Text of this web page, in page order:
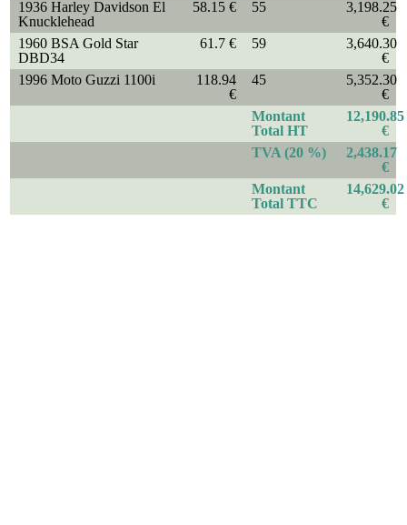
1936 Harley Davidson El
Knucklehead
58.15 € 55
3,198.25
€
1960 BSA Gold Star
DBD34
61.7 € 59
3,640.30
€
1996 Moto Guzzi 1100i
118.94
€
45
5,352.30
€
Montant
Total HT
12,190.85
€
TVA (20 %)
2,438.17
€
Montant
Total TTC
14,629.02
€